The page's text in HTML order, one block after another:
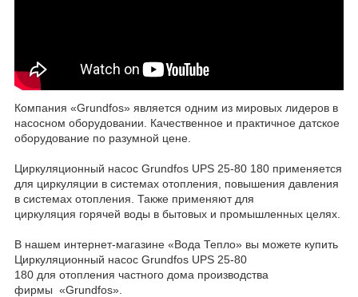
Компания «Grundfos» является одним из мировых лидеров в
насосном оборудовании. Качественное и практичное датское
оборудование по разумной цене.
Циркуляционный насос Grundfos UPS 25-80 180 применяется
для циркуляции в системах отопления, повышения давления
в системах отопления. Также применяют для
циркуляция горячей воды в бытовых и промышленных целях.
В нашем интернет-магазине «Вода Тепло» вы можете купить
Циркуляционный насос Grundfos UPS 25-80
180 для отопления частного дома производства
фирмы «Grundfos».